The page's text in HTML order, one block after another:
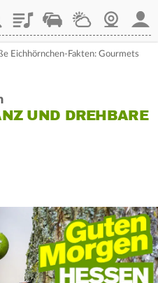
PlaylistStaupilotWetterWebcam
Eichhörnchen-Fakten: Gourmets
UND DREHBARE